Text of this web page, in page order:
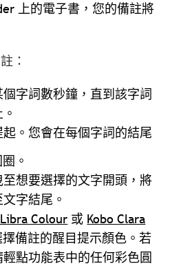
上的電子書，您的備註將
：
字詞數秒鐘，直到該字詞
。您會在每個字詞的結尾
。
想要選擇的文字開頭，將
字結尾。
Colour 或 Kobo Clara
擇備註的醒目提示顏色。若
點功能表中的任何彩色圓